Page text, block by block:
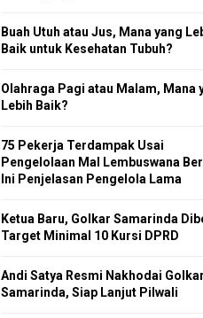
Buah Utuh atau Jus, Mana yang
Baik untuk Kesehatan Tubuh?
Olahraga Pagi atau Malam, Mana
Lebih Baik?
75 Pekerja Terdampak Usai
Pengelolaan Mal Lembuswana
Ini Penjelasan Pengelola Lama
Ketua Baru, Golkar Samarinda
Target Minimal 10 Kursi DPRD
Andi Satya Resmi Nakhodai Golkar
Samarinda, Siap Lanjut Pilwali